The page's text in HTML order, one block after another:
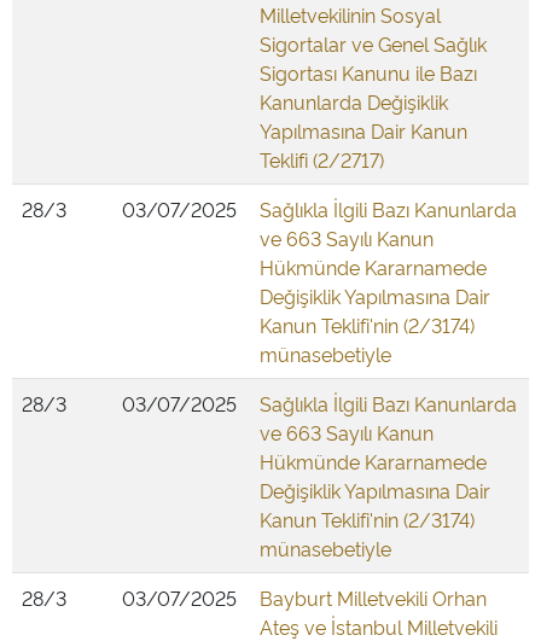
Milletvekilinin Sosyal
Sigortalar ve Genel Sağlık
Sigortası Kanunu ile Bazı
Kanunlarda Değişiklik
Yapılmasına Dair Kanun
Teklifi (2/2717)
28/3
03/07/2025
Sağlıkla İlgili Bazı Kanunlarda
ve 663 Sayılı Kanun
Hükmünde Kararnamede
Değişiklik Yapılmasına Dair
Kanun Teklifi'nin (2/3174)
münasebetiyle
28/3
03/07/2025
Sağlıkla İlgili Bazı Kanunlarda
ve 663 Sayılı Kanun
Hükmünde Kararnamede
Değişiklik Yapılmasına Dair
Kanun Teklifi'nin (2/3174)
münasebetiyle
28/3
03/07/2025
Bayburt Milletvekili Orhan
Ateş ve İstanbul Milletvekili